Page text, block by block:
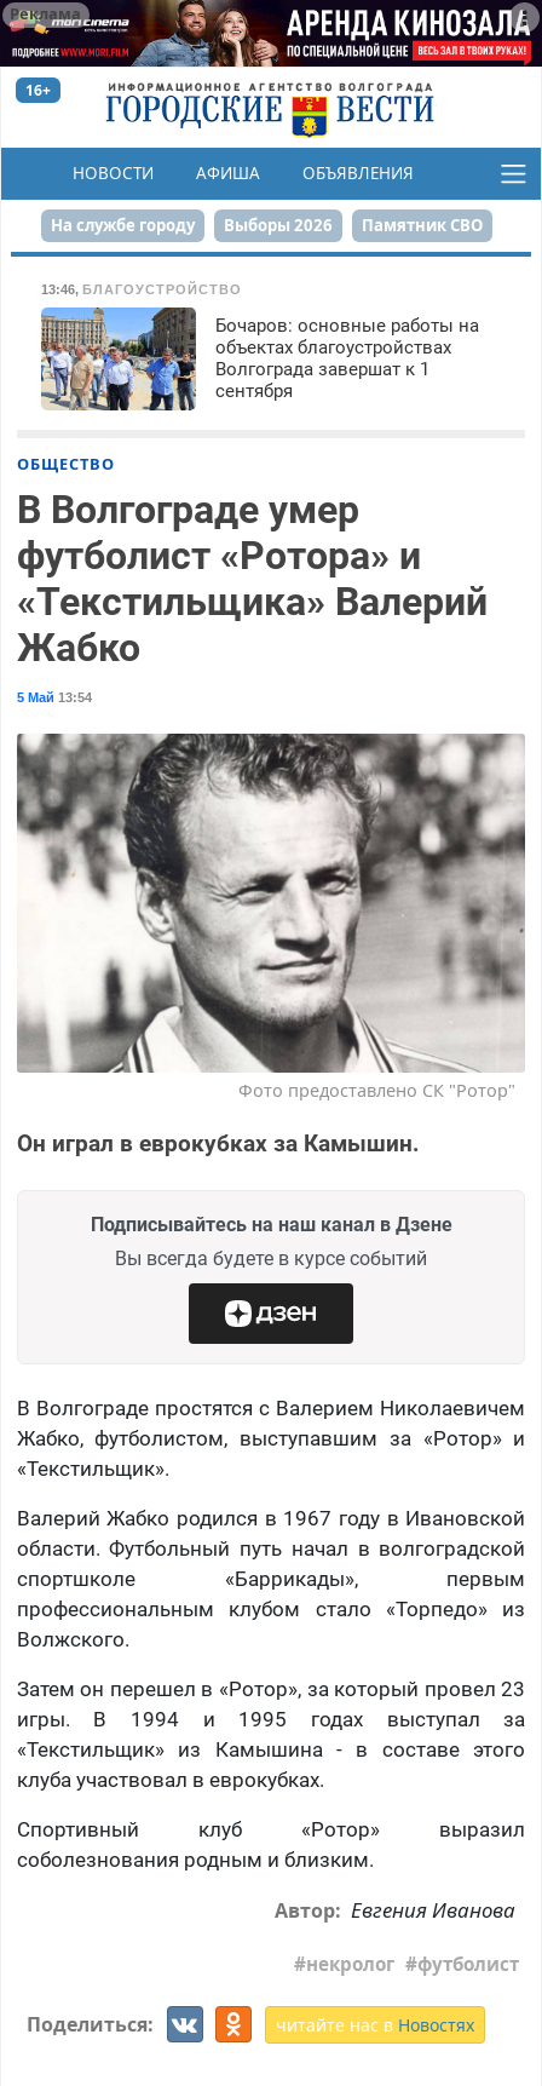
Реклама
16+
НОВОСТИ АФИША ОБЪЯВЛЕНИЯ
КОНКУРСЫ
На службе городу Выборы 2026 Памятник СВО
Сталинград в сердце
Набережная День Победы Реконструкция ЦПКиО
80-летие Победы Парк Героев-летчиков
13:46, БЛАГОУСТРОЙСТВО
Бочаров: основные работы на
объектах благоустройствах
Волгограда завершат к 1
сентября
ОБЩЕСТВО
В Волгограде умер
футболист «Ротора» и
«Текстильщика» Валерий
Жабко
5 Май 13:54
Фото предоставлено СК "Ротор"
Он играл в еврокубках за Камышин.
Подписывайтесь на наш канал в Дзене
Вы всегда будете в курсе событий
В Волгограде простятся с Валерием Николаевичем
Жабко, футболистом, выступавшим за «Ротор» и
«Текстильщик».
Валерий Жабко родился в 1967 году в Ивановской
области. Футбольный путь начал в волгоградской
спортшколе «Баррикады», первым
профессиональным клубом стало «Торпедо» из
Волжского.
Затем он перешел в «Ротор», за который провел 23
игры. В 1994 и 1995 годах выступал за
«Текстильщик» из Камышина - в составе этого
клуба участвовал в еврокубках.
Спортивный клуб «Ротор» выразил
соболезнования родным и близким.
Автор: Евгения Иванова
некролог футболист
Поделиться: читайте нас в Новостях